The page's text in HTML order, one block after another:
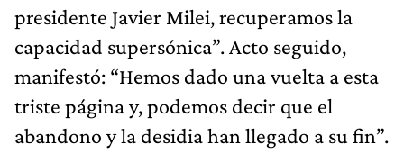
presidente Javier Milei, recuperamos la
capacidad supersónica”. Acto seguido,
manifestó: “Hemos dado una vuelta a esta
triste página y, podemos decir que el
abandono y la desidia han llegado a su fin”.